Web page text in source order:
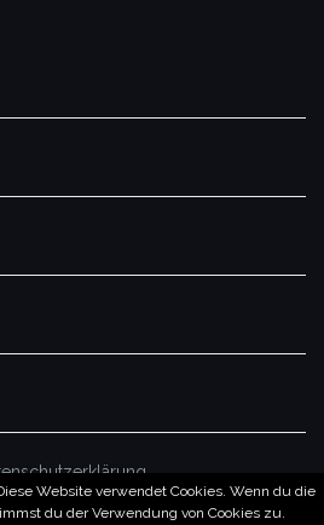
Website verwendet Cookies. Wenn du die
du der Verwendung von Cookies zu.